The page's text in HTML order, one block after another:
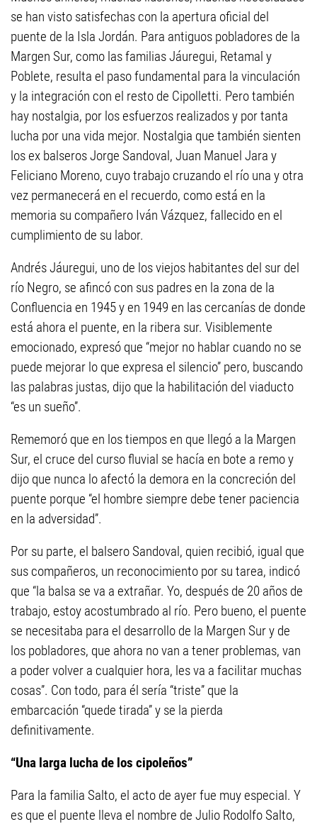
se han visto satisfechas con la apertura oficial del
puente de la Isla Jordán. Para antiguos pobladores de la
Margen Sur, como las familias Jáuregui, Retamal y
Poblete, resulta el paso fundamental para la vinculación
y la integración con el resto de Cipolletti. Pero también
hay nostalgia, por los esfuerzos realizados y por tanta
lucha por una vida mejor. Nostalgia que también sienten
los ex balseros Jorge Sandoval, Juan Manuel Jara y
Feliciano Moreno, cuyo trabajo cruzando el río una y otra
vez permanecerá en el recuerdo, como está en la
memoria su compañero Iván Vázquez, fallecido en el
cumplimiento de su labor.
Andrés Jáuregui, uno de los viejos habitantes del sur del
río Negro, se afincó con sus padres en la zona de la
Confluencia en 1945 y en 1949 en las cercanías de donde
está ahora el puente, en la ribera sur. Visiblemente
emocionado, expresó que “mejor no hablar cuando no se
puede mejorar lo que expresa el silencio” pero, buscando
las palabras justas, dijo que la habilitación del viaducto
“es un sueño”.
Rememoró que en los tiempos en que llegó a la Margen
Sur, el cruce del curso fluvial se hacía en bote a remo y
dijo que nunca lo afectó la demora en la concreción del
puente porque “el hombre siempre debe tener paciencia
en la adversidad”.
Por su parte, el balsero Sandoval, quien recibió, igual que
sus compañeros, un reconocimiento por su tarea, indicó
que “la balsa se va a extrañar. Yo, después de 20 años de
trabajo, estoy acostumbrado al río. Pero bueno, el puente
se necesitaba para el desarrollo de la Margen Sur y de
los pobladores, que ahora no van a tener problemas, van
a poder volver a cualquier hora, les va a facilitar muchas
cosas”. Con todo, para él sería “triste” que la
embarcación “quede tirada” y se la pierda
definitivamente.
“Una larga lucha de los cipoleños”
Para la familia Salto, el acto de ayer fue muy especial. Y
es que el puente lleva el nombre de Julio Rodolfo Salto,